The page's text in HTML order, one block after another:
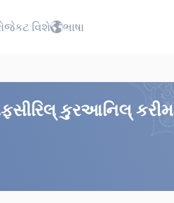
વિશે ભાષા
કુરઆનિલ્ કરીમ